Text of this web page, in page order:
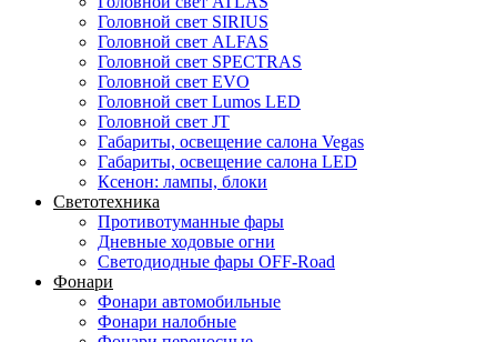
Головной свет SIRIUS
Головной свет ALFAS
Головной свет SPECTRAS
Головной свет EVO
Головной свет Lumos LED
Головной свет JT
Габариты, освещение салона Vegas
Габариты, освещение салона LED
Ксенон: лампы, блоки
Светотехника
Противотуманные фары
Дневные ходовые огни
Светодиодные фары OFF-Road
Фонари
Фонари автомобильные
Фонари налобные